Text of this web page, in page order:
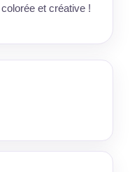
et créative !